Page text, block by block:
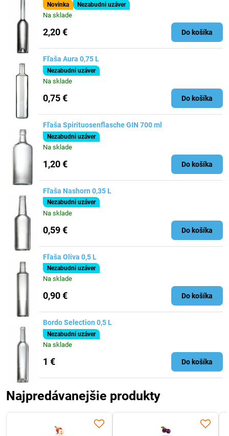
Novinka Nezabudni uzáver
Na sklade
2,20 € Do košíka
Fľaša Aura 0,75 L
Nezabudni uzáver
Na sklade
0,75 € Do košíka
Fľaša Spirituosenflasche GIN 700 ml
Nezabudni uzáver
Na sklade
1,20 € Do košíka
Fľaša Nashorn 0,35 L
Nezabudni uzáver
Na sklade
0,59 € Do košíka
Fľaša Oliva 0,5 L
Nezabudni uzáver
Na sklade
0,90 € Do košíka
Bordo Selection 0,5 L
Nezabudni uzáver
Na sklade
1 € Do košíka
Najpredávanejšie produkty